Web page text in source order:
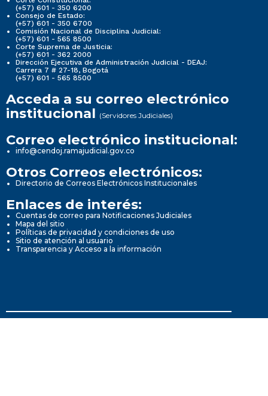
(+57) 601 - 350 6200
Consejo de Estado:
(+57) 601 - 350 6700
Comisión Nacional de Disciplina Judicial:
(+57) 601 - 565 8500
Corte Suprema de Justicia:
(+57) 601 - 362 2000
Dirección Ejecutiva de Administración Judicial - DEAJ:
Carrera 7 # 27-18, Bogotá
(+57) 601 - 565 8500
Acceda a su correo electrónico
institucional (Servidores Judiciales)
Correo electrónico institucional:
info@cendoj.ramajudicial.gov.co
Otros Correos electrónicos:
Directorio de Correos Electrónicos Institucionales
Enlaces de interés:
Cuentas de correo para Notificaciones Judiciales
Mapa del sitio
Políticas de privacidad y condiciones de uso
Sitio de atención al usuario
Transparencia y Acceso a la información